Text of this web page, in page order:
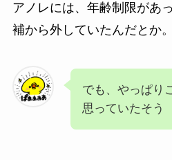
アノレには、年齢制限があ
補から外していたんだとか。
でも、やっぱり
思っていたそう